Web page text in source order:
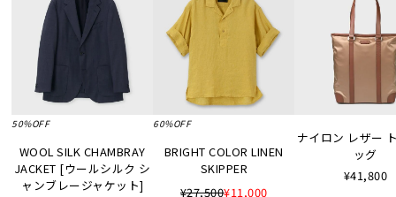
50%OFF
WOOL SILK CHAMBRAY
JACKET [ウールシルク シ
ャンブレージャケット]
60%OFF
BRIGHT COLOR LINEN
SKIPPER
¥27,500¥11,000
ナイロン レザー
ッグ
¥41,800